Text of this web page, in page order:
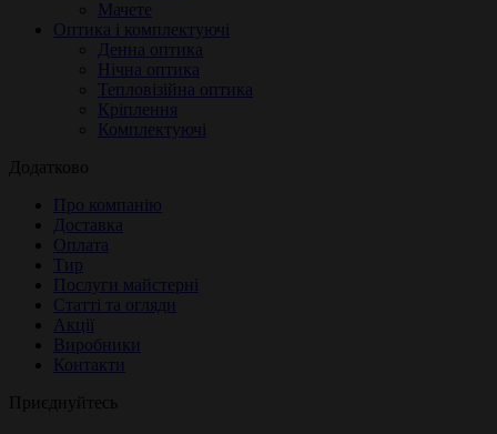
Мачете
Оптика і комплектуючі
Денна оптика
Нічна оптика
Тепловізійна оптика
Кріплення
Комплектуючі
Додатково
Про компанію
Доставка
Оплата
Тир
Послуги майстерні
Статті та огляди
Акції
Виробники
Контакти
Приєднуйтесь